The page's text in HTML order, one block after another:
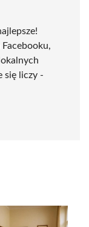
Facebooku,
się liczy -